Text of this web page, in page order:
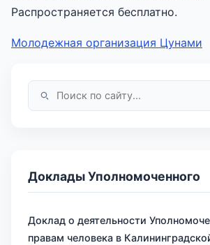
Распространяется бесплатно.
Молодежная организация Цунами
Доклады Уполномоченного
Доклад о деятельности
правам человека в